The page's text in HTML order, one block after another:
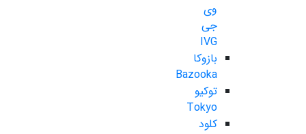
وی
جی
IVG
بازوکا
Bazooka
توکیو
Tokyo
کلود